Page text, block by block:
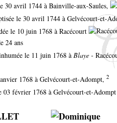
30 avril 1744 à Bainville-aux-Saules,
le 30 avril 1744 à Gelvécourt-et-
le 10 juin 1768 à Racécourt
24 ans
le 11 juin 1768 à Blaye -
1768 à Gelvécourt-et-Adompt, 2
03 février 1768 à Gelvécourt-et-